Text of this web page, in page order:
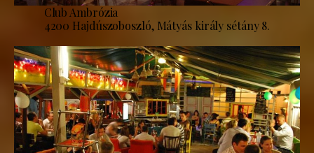
Club Ambrózia
4200 Hajdúszoboszló, Mátyás király sétány 8.